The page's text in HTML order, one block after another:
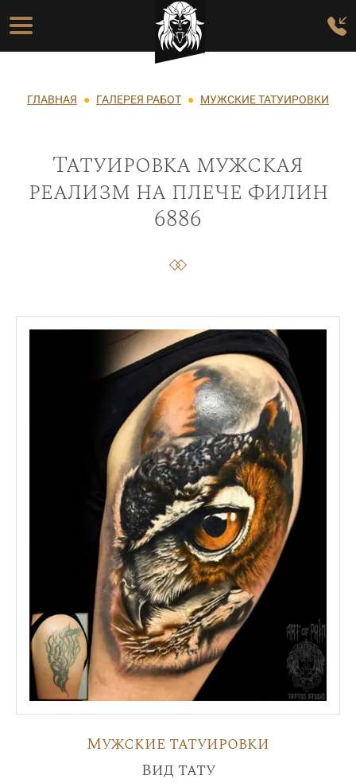
Перейти к основному содержанию
Основная навигация
Строка навигации
ГЛАВНАЯ ГАЛЕРЕЯ РАБОТ МУЖСКИЕ ТАТУИРОВКИ
Татуировка мужская
реализм на плече филин
6886
Мужские татуировки
Вид тату